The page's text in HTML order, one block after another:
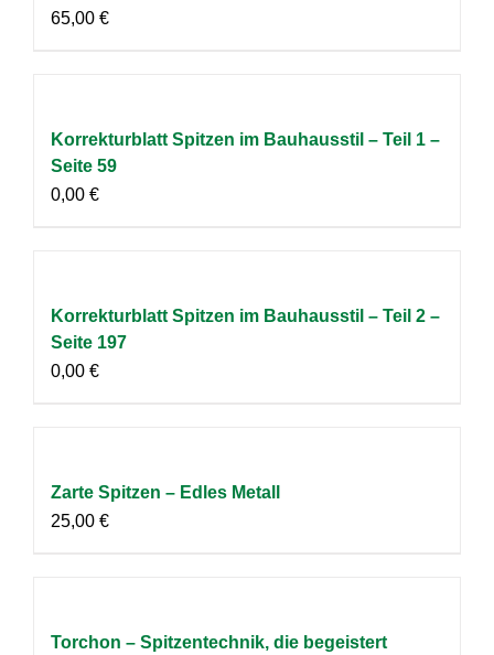
65,00 €
Korrekturblatt Spitzen im Bauhausstil – Teil 1 –
Seite 59
0,00 €
Korrekturblatt Spitzen im Bauhausstil – Teil 2 –
Seite 197
0,00 €
Zarte Spitzen – Edles Metall
25,00 €
Torchon – Spitzentechnik, die begeistert